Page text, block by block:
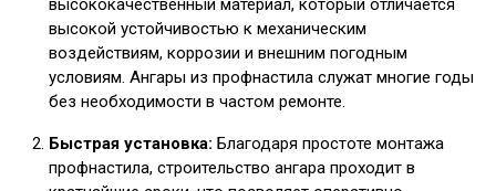
высококачественный материал, который отличается
высокой устойчивостью к механическим
воздействиям, коррозии и внешним погодным
условиям. Ангары из профнастила служат многие годы
без необходимости в частом ремонте.
Быстрая установка: Благодаря простоте монтажа
профнастила, строительство ангара проходит в